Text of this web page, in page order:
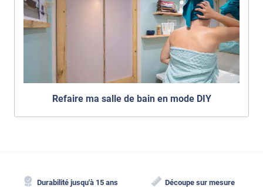
Refaire ma salle de bain en mode DIY
Durabilité jusqu'à 15 ans Découpe sur mesure